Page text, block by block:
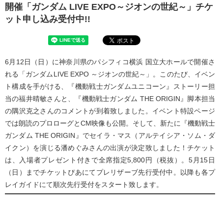
開催「ガンダム LIVE EXPO～ジオンの世紀～」チケ
ット申し込み受付中!!
6月12日（日）に神奈川県のパシフィコ横浜 国立大ホールで開催さ
れる「ガンダムLIVE EXPO ～ジオンの世紀～」。このたび、イベン
ト構成を手がける、『機動戦士ガンダムユニコーン』ストーリー担
当の福井晴敏さんと、『機動戦士ガンダム THE ORIGIN』脚本担当
の隅沢克之さんのコメントが到着致しました。イベント特設ページ
では朗読のプロローグとCM映像も公開。そして、新たに『機動戦士
ガンダム THE ORIGIN』でセイラ・マス（アルテイシア・ソム・ダ
イクン）を演じる潘めぐみさんの出演が決定致しました！チケット
は、入場者プレゼント付きで全席指定5,800円（税抜）。5月15日
（日）までチケットぴあにてプレリザーブ先行受付中。以降も各プ
レイガイドにて順次先行受付をスタート致します。